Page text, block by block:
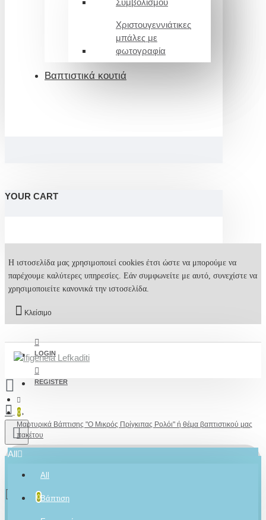
Συμβολισμού
Χριστουγεννιάτικες
μπάλες με
φωτογραφία
Βαπτιστικά κουτιά
YOUR CART
Η ιστοσελίδα μας χρησιμοποιεί cookies έτσι ώστε να μπορούμε να
παρέχουμε καλύτερες υπηρεσίες. Εάν συμφωνείτε με αυτό, συνεχίστε να
χρησιμοποιείτε κανονικά την ιστοσελίδα.
Κλείσιμο
LOGIN
REGISTER
0
All
All
Βάπτιση
0 προϊόν(τα) - 0,00€
0
Μαρτυρικά Βάπτισης "Ο Μικρός Πρίγκιπας Ρολόι" ή θέμα βαπτιστικού μας
πακέτου